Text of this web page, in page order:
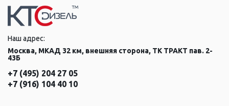
Наш адрес:
Москва, МКАД 32 км, внешняя сторона, ТК ТРАКТ пав. 2-
43Б
+7 (495) 204 27 05
+7 (916) 104 40 10